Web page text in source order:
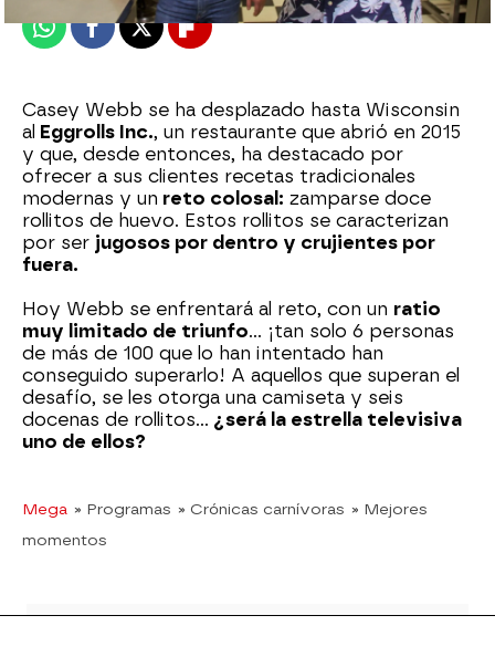
WhatsappFacebook
X Flipboard
Casey Webb se ha desplazado hasta Wisconsin
al Eggrolls Inc., un restaurante que abrió en 2015
y que, desde entonces, ha destacado por
ofrecer a sus clientes recetas tradicionales
modernas y un reto colosal: zamparse doce
rollitos de huevo. Estos rollitos se caracterizan
por ser jugosos por dentro y crujientes por
fuera.
Hoy Webb se enfrentará al reto, con un ratio
muy limitado de triunfo... ¡tan solo 6 personas
de más de 100 que lo han intentado han
conseguido superarlo! A aquellos que superan el
desafío, se les otorga una camiseta y seis
docenas de rollitos... ¿será la estrella televisiva
uno de ellos?
Mega » Programas » Crónicas carnívoras » Mejores
momentos